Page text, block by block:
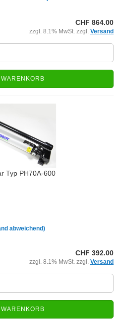
CHF 864.00
zzgl. 8.1% MwSt. zzgl. Versand
WARENKORB
Typ PH70A-600
abweichend)
CHF 392.00
zzgl. 8.1% MwSt. zzgl. Versand
WARENKORB